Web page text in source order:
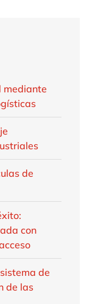
mediante
de
con
de
de las